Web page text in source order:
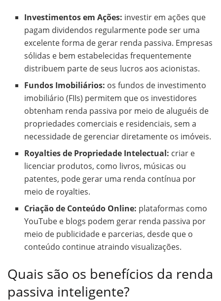
Investimentos em Ações: investir em ações que
pagam dividendos regularmente pode ser uma
excelente forma de gerar renda passiva. Empresas
sólidas e bem estabelecidas frequentemente
distribuem parte de seus lucros aos acionistas.
Fundos Imobiliários: os fundos de investimento
imobiliário (FIIs) permitem que os investidores
obtenham renda passiva por meio de aluguéis de
propriedades comerciais e residenciais, sem a
necessidade de gerenciar diretamente os imóveis.
Royalties de Propriedade Intelectual: criar e
licenciar produtos, como livros, músicas ou
patentes, pode gerar uma renda contínua por
meio de royalties.
Criação de Conteúdo Online: plataformas como
YouTube e blogs podem gerar renda passiva por
meio de publicidade e parcerias, desde que o
conteúdo continue atraindo visualizações.
Quais são os benefícios da renda
passiva inteligente?